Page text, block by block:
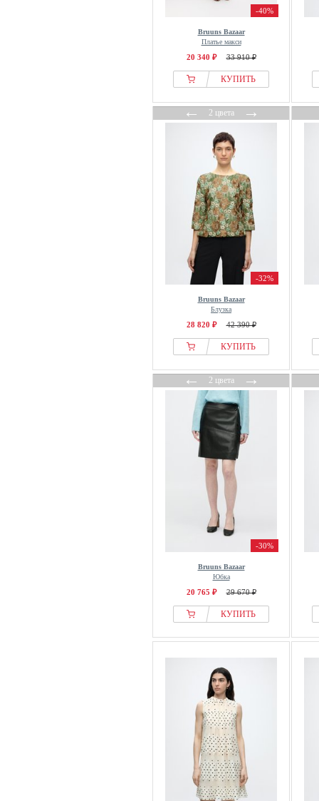
-40%
Bruuns Bazaar
Платье макси
20 340 ₽ 33 910 ₽
КУПИТЬ
←2 цвета→
-32%
Bruuns Bazaar
Блузка
28 820 ₽ 42 390 ₽
КУПИТЬ
←2 цвета→
-30%
Bruuns Bazaar
Юбка
20 765 ₽ 29 670 ₽
КУПИТЬ